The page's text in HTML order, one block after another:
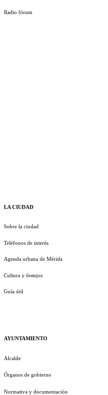
Radio fórum
LA CIUDAD
Sobre la ciudad
Teléfonos de interés
Agenda urbana de Mérida
Cultura y festejos
Guía útil
AYUNTAMIENTO
Alcalde
Órganos de gobierno
Normativa y documentación